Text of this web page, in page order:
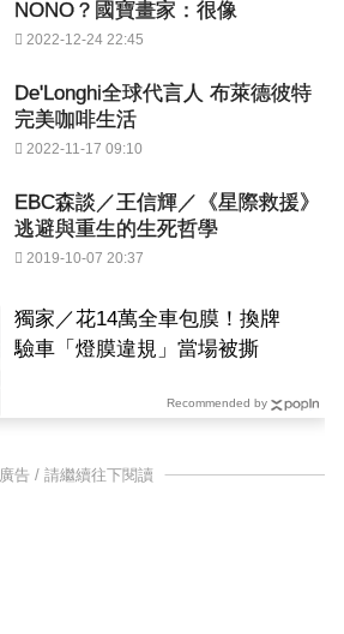
NONO？國寶畫家：很像
2022-12-24 22:45
De'Longhi全球代言人 布萊德彼特
完美咖啡生活
2022-11-17 09:10
EBC森談／王信輝／《星際救援》
逃避與重生的生死哲學
2019-10-07 20:37
獨家／花14萬全車包膜！換牌
驗車「燈膜違規」當場被撕
Recommended by
廣告 / 請繼續往下閱讀